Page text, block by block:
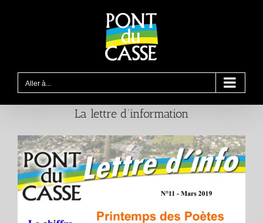
Aller à...
La lettre d’information